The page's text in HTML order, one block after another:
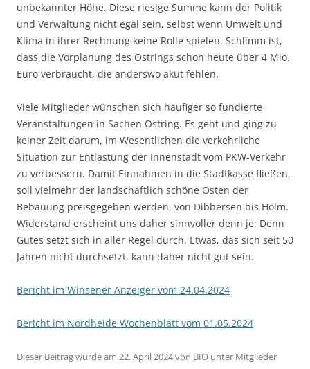
unbekannter Höhe. Diese riesige Summe kann der Politik
und Verwaltung nicht egal sein, selbst wenn Umwelt und
Klima in ihrer Rechnung keine Rolle spielen. Schlimm ist,
dass die Vorplanung des Ostrings schon heute über 4 Mio.
Euro verbraucht, die anderswo akut fehlen.
Viele Mitglieder wünschen sich häufiger so fundierte
Veranstaltungen in Sachen Ostring. Es geht und ging zu
keiner Zeit darum, im Wesentlichen die verkehrliche
Situation zur Entlastung der Innenstadt vom PKW-Verkehr
zu verbessern. Damit Einnahmen in die Stadtkasse fließen,
soll vielmehr der landschaftlich schöne Osten der
Bebauung preisgegeben werden, von Dibbersen bis Holm.
Widerstand erscheint uns daher sinnvoller denn je: Denn
Gutes setzt sich in aller Regel durch. Etwas, das sich seit 50
Jahren nicht durchsetzt, kann daher nicht gut sein.
Bericht im Winsener Anzeiger vom 24.04.2024
Bericht im Nordheide Wochenblatt vom 01.05.2024
Dieser Beitrag wurde am 22. April 2024von BIO unter Mitglieder